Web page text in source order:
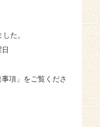
た。
項」をご覧くださ